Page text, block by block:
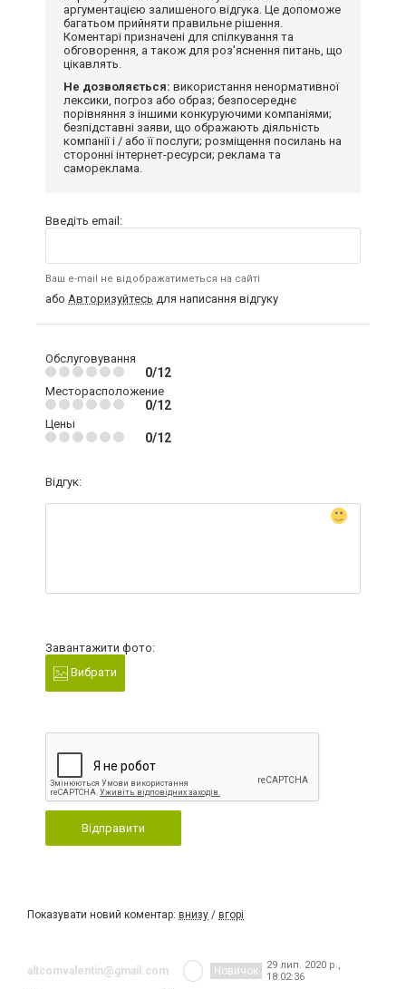
аргументацією залишеного відгука. Це допоможе
багатьом прийняти правильне рішення.
Коментарі призначені для спілкування та
обговорення, а також для роз'яснення питань, що
цікавлять.
Не дозволяється: використання ненормативної
лексики, погроз або образ; безпосереднє
порівняння з іншими конкуруючими компаніями;
безпідставні заяви, що ображають діяльність
компанії і / або її послуги; розміщення посилань на
сторонні інтернет-ресурси; реклама та
самореклама.
Введіть email:
Ваш e-mail не відображатиметься на сайті
або Авторизуйтесь для написання відгуку
Обслуговування
0/12
Месторасположение
0/12
Цены
0/12
Відгук:
Завантажити фото:
Вибрати
Відправити
Показувати новий коментар: внизу / вгорі
altcomvalentin@gmail.com Новичок
29 лип. 2020 р.,
18:02:36